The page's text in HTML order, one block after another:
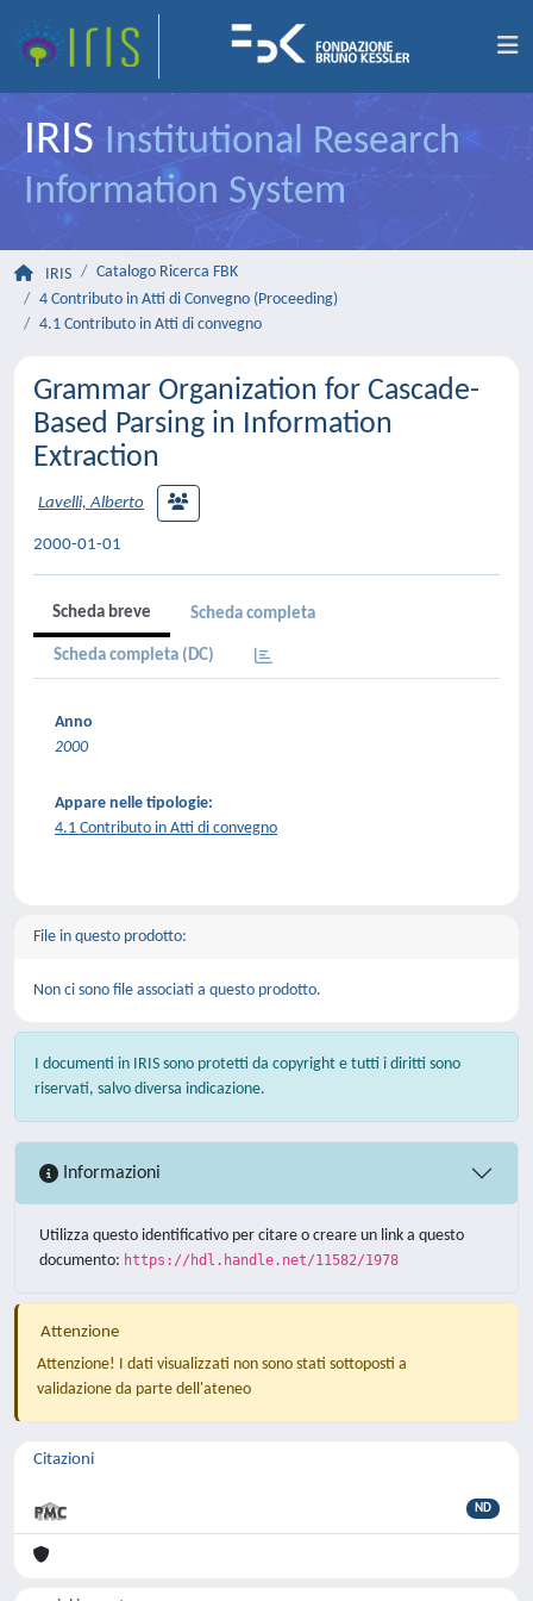
IRIS Institutional Research
Information System
IRIS
Catalogo Ricerca FBK
4 Contributo in Atti di Convegno (Proceeding)
4.1 Contributo in Atti di convegno
Grammar Organization for Cascade-
Based Parsing in Information
Extraction
Lavelli, Alberto
2000-01-01
Scheda breve Scheda completa
Scheda completa (DC)
Anno
2000
Appare nelle tipologie:
4.1 Contributo in Atti di convegno
File in questo prodotto:
Non ci sono file associati a questo prodotto.
I documenti in IRIS sono protetti da copyright e tutti i diritti sono
riservati, salvo diversa indicazione.
Informazioni
Utilizza questo identificativo per citare o creare un link a questo
documento: https://hdl.handle.net/11582/1978
Attenzione
Attenzione! I dati visualizzati non sono stati sottoposti a
validazione da parte dell'ateneo
Citazioni
ND